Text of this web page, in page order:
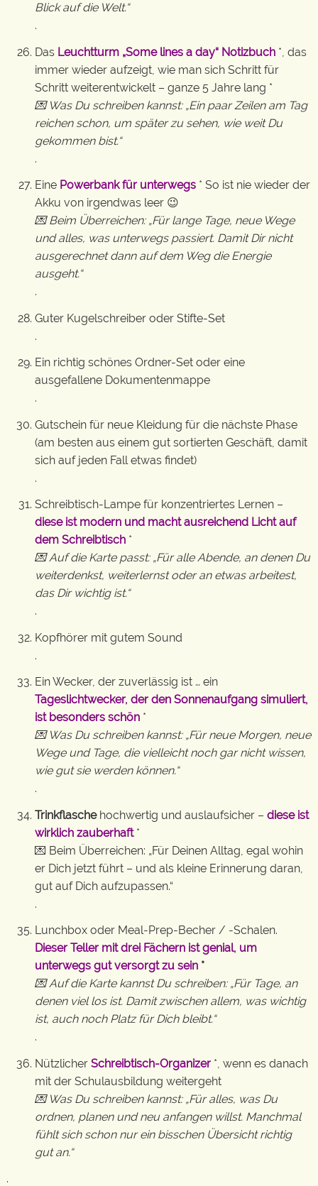
Blick auf die Welt.“
.
Das Leuchtturm „Some lines a day“ Notizbuch *, das
immer wieder aufzeigt, wie man sich Schritt für
Schritt weiterentwickelt – ganze 5 Jahre lang *
💌 Was Du schreiben kannst: „Ein paar Zeilen am Tag
reichen schon, um später zu sehen, wie weit Du
gekommen bist.“
.
Eine Powerbank für unterwegs * So ist nie wieder der
Akku von irgendwas leer 😉
💌 Beim Überreichen: „Für lange Tage, neue Wege
und alles, was unterwegs passiert. Damit Dir nicht
ausgerechnet dann auf dem Weg die Energie
ausgeht.“
.
Guter Kugelschreiber oder Stifte-Set
.
Ein richtig schönes Ordner-Set oder eine
ausgefallene Dokumentenmappe
.
Gutschein für neue Kleidung für die nächste Phase
(am besten aus einem gut sortierten Geschäft, damit
sich auf jeden Fall etwas findet)
.
Schreibtisch-Lampe für konzentriertes Lernen –
diese ist modern und macht ausreichend Licht auf
dem Schreibtisch *
💌 Auf die Karte passt: „Für alle Abende, an denen Du
weiterdenkst, weiterlernst oder an etwas arbeitest,
das Dir wichtig ist.“
.
Kopfhörer mit gutem Sound
.
Ein Wecker, der zuverlässig ist … ein
Tageslichtwecker, der den Sonnenaufgang simuliert,
ist besonders schön *
💌 Was Du schreiben kannst: „Für neue Morgen, neue
Wege und Tage, die vielleicht noch gar nicht wissen,
wie gut sie werden können.“
.
Trinkflaschehochwertig und auslaufsicher – diese ist
wirklich zauberhaft*
💌 Beim Überreichen: „Für Deinen Alltag, egal wohin
er Dich jetzt führt – und als kleine Erinnerung daran,
gut auf Dich aufzupassen.“
.
Lunchbox oder Meal-Prep-Becher / -Schalen.
Dieser Teller mit drei Fächern ist genial, um
unterwegs gut versorgt zu sein *
💌 Auf die Karte kannst Du schreiben: „Für Tage, an
denen viel los ist. Damit zwischen allem, was wichtig
ist, auch noch Platz für Dich bleibt.“
.
Nützlicher Schreibtisch-Organizer *, wenn es danach
mit der Schulausbildung weitergeht
💌 Was Du schreiben kannst: „Für alles, was Du
ordnen, planen und neu anfangen willst. Manchmal
fühlt sich schon nur ein bisschen Übersicht richtig
gut an.“
.